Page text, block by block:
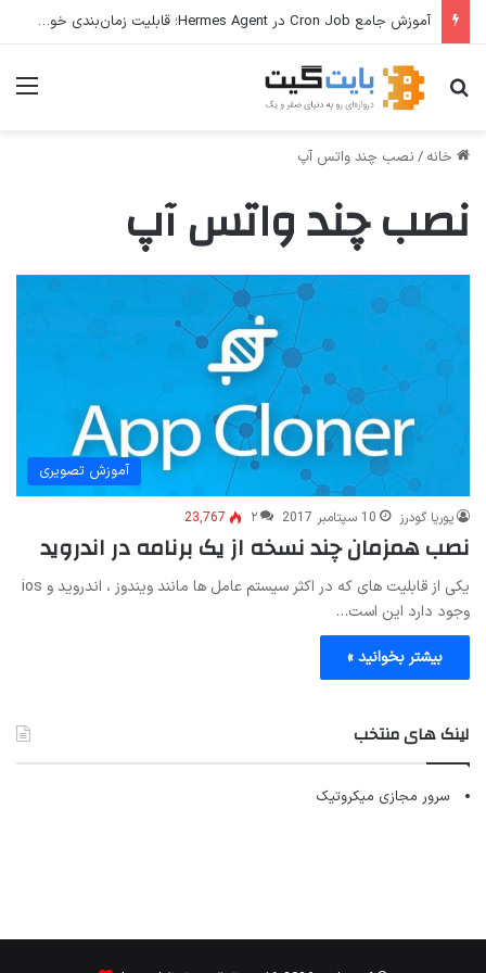
آموزش جامع Cron Job در Hermes Agent؛ قابلیت زمان‌بندی خودکار وظایف
جستجو برای
خانه / نصب چند واتس آپ
نصب چند واتس آپ
آموزش تصویری
پوریا گودرز 10 سپتامبر 2017 ۲ 23,767
نصب همزمان چند نسخه از یک برنامه در اندروید
یکی از قابلیت های که در اکثر سیستم عامل ها مانند ویندوز ، اندروید و ios
وجود دارد این است…
بیشتر بخوانید »
لینک های منتخب
سرور مجازی میکروتیک